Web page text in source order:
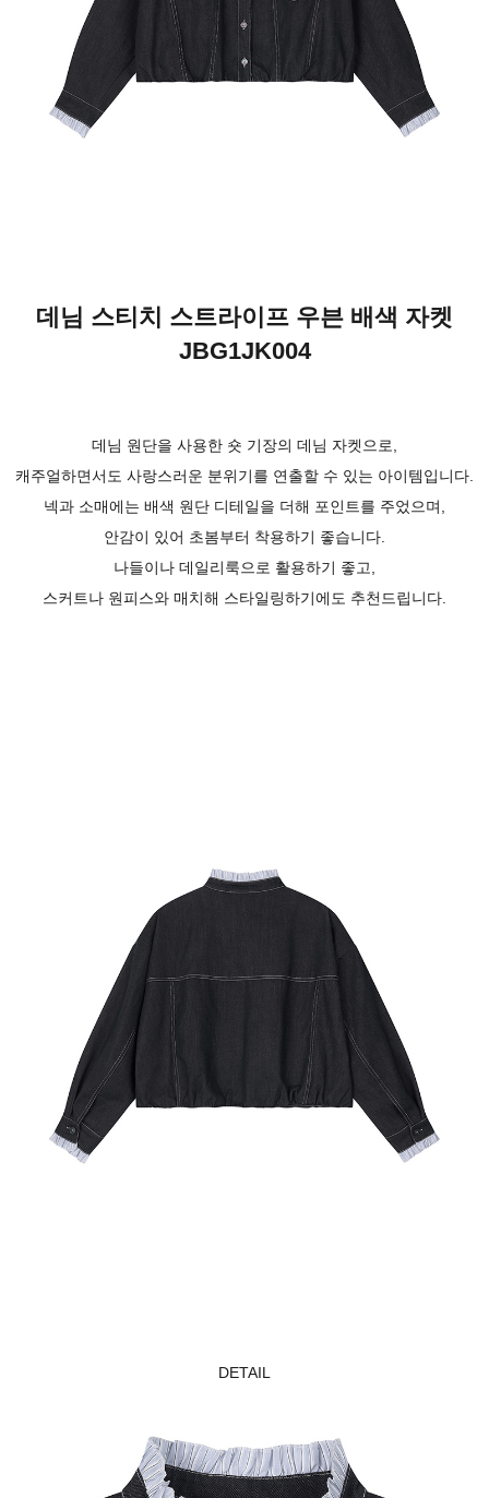
데님 스티치 스트라이프 우븐 배색 자켓
JBG1JK004
데님 원단을 사용한 숏 기장의 데님 자켓으로,
캐주얼하면서도 사랑스러운 분위기를 연출할 수 있는 아이템입니다.
넥과 소매에는 배색 원단 디테일을 더해 포인트를 주었으며,
안감이 있어 초봄부터 착용하기 좋습니다.
나들이나 데일리룩으로 활용하기 좋고,
스커트나 원피스와 매치해 스타일링하기에도 추천드립니다.
DETAIL